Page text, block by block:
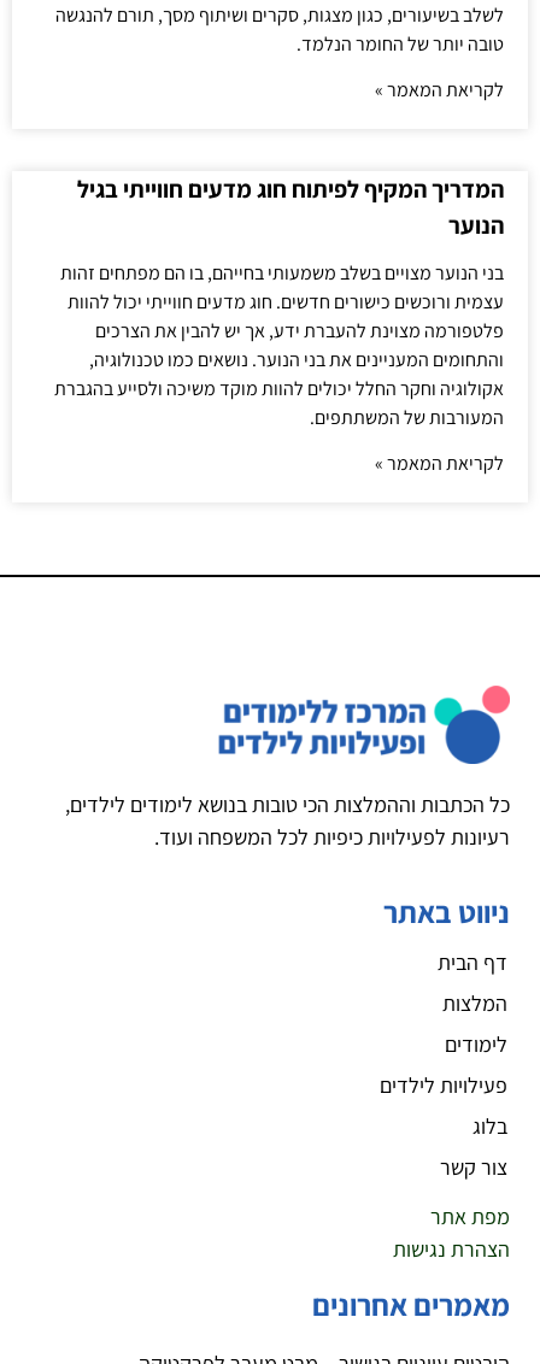
לשלב בשיעורים, כגון מצגות, סקרים ושיתוף מסך, תורם להנגשה
טובה יותר של החומר הנלמד.
לקריאת המאמר »
המדריך המקיף לפיתוח חוג מדעים חווייתי בגיל
הנוער
בני הנוער מצויים בשלב משמעותי בחייהם, בו הם מפתחים זהות
עצמית ורוכשים כישורים חדשים. חוג מדעים חווייתי יכול להוות
פלטפורמה מצוינת להעברת ידע, אך יש להבין את הצרכים
והתחומים המעניינים את בני הנוער. נושאים כמו טכנולוגיה,
אקולוגיה וחקר החלל יכולים להוות מוקד משיכה ולסייע בהגברת
המעורבות של המשתתפים.
לקריאת המאמר »
כל הכתבות וההמלצות הכי טובות בנושא לימודים לילדים,
רעיונות לפעילויות כיפיות לכל המשפחה ועוד.
ניווט באתר
דף הבית
המלצות
לימודים
פעילויות לילדים
בלוג
צור קשר
מפת אתר
הצהרת נגישות
מאמרים אחרונים